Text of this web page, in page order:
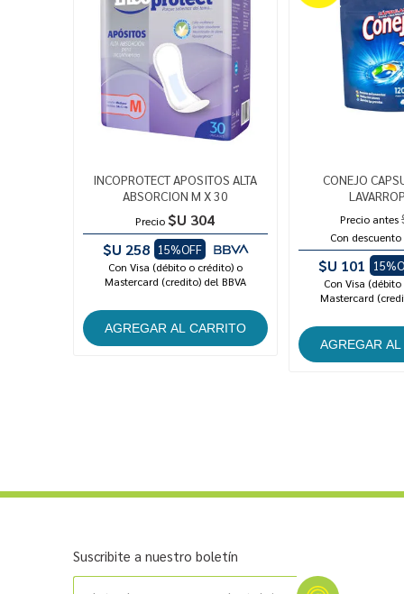
INCOPROTECT APOSITOS ALTA
ABSORCION M X 30
Precio $U 304
$U 258 15%OFF
Con Visa (débito o crédito) o
Mastercard (credito) del BBVA
CONEJO
Precio antes
Con descuento
$U 101
Con Visa
Mastercard
Suscribite a nuestro boletín